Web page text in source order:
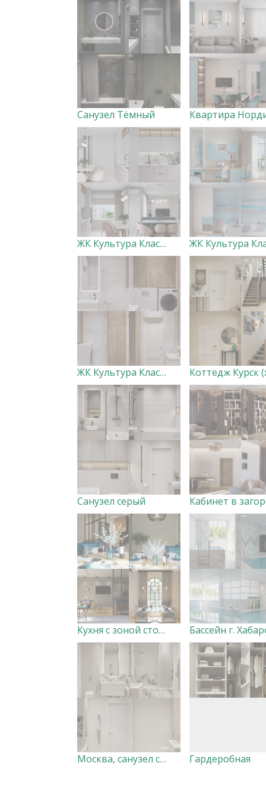
Санузел Тёмный
ЖК Культура Классика (кухня-гостиная, холл)
ЖК Культура Классика Постирочная
Санузел серый
Кухня с зоной столовой
Москва, санузел светлый мрамор Гардеробная